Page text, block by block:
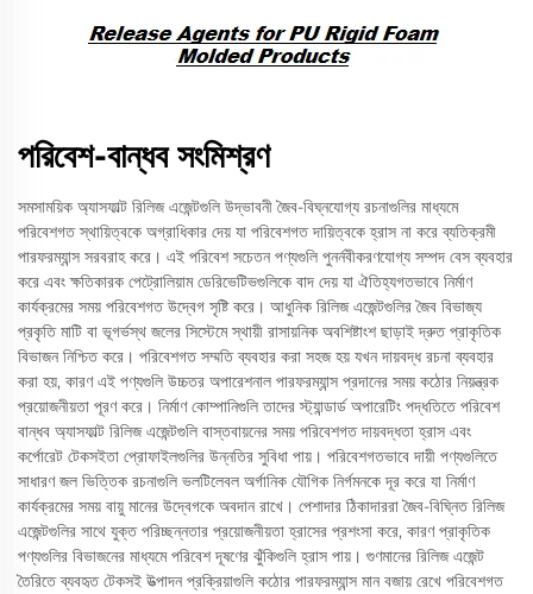
পরিবেশ-বান্ধব সংমিশ্রণ
সমসাময়িক অ্যাসফাল্ট রিলিজ এজেন্টগুলি উদ্ভাবনী জৈব-বিঘ্নযোগ্য রচনাগুলির মাধ্যমে
পরিবেশগত স্থায়িত্বকে অগ্রাধিকার দেয় যা পরিবেশগত দায়িত্বকে হ্রাস না করে ব্যতিক্রমী
পারফরম্যান্স সরবরাহ করে। এই পরিবেশ সচেতন পণ্যগুলি পুনর্নবীকরণযোগ্য সম্পদ বেস ব্যবহার
করে এবং ক্ষতিকারক পেট্রোলিয়াম ডেরিভেটিভগুলিকে বাদ দেয় যা ঐতিহ্যগতভাবে নির্মাণ
কার্যক্রমের সময় পরিবেশগত উদ্বেগ সৃষ্টি করে। আধুনিক রিলিজ এজেন্টগুলির জৈব বিভাজ্য
প্রকৃতি মাটি বা ভূগর্ভস্থ জলের সিস্টেমে স্থায়ী রাসায়নিক অবশিষ্টাংশ ছাড়াই দ্রুত প্রাকৃতিক
বিভাজন নিশ্চিত করে। পরিবেশগত সম্মতি ব্যবহার করা সহজ হয় যখন দায়বদ্ধ রচনা ব্যবহার
করা হয়, কারণ এই পণ্যগুলি উচ্চতর অপারেশনাল পারফরম্যান্স প্রদানের সময় কঠোর নিয়ন্ত্রক
প্রয়োজনীয়তা পূরণ করে। নির্মাণ কোম্পানিগুলি তাদের স্ট্যান্ডার্ড অপারেটিং পদ্ধতিতে পরিবেশ
বান্ধব অ্যাসফাল্ট রিলিজ এজেন্টগুলি বাস্তবায়নের সময় পরিবেশগত দায়বদ্ধতা হ্রাস এবং
কর্পোরেট টেকসইতা প্রোফাইলগুলির উন্নতির সুবিধা পায়। পরিবেশগতভাবে দায়ী পণ্যগুলিতে
সাধারণ জল ভিত্তিক রচনাগুলি ভলটিলেবল অর্গানিক যৌগিক নির্গমনকে দূর করে যা নির্মাণ
কার্যক্রমের সময় বায়ু মানের উদ্বেগকে অবদান রাখে। পেশাদার ঠিকাদাররা জৈব-বিঘ্নিত রিলিজ
এজেন্টগুলির সাথে যুক্ত পরিচ্ছন্নতার প্রয়োজনীয়তা হ্রাসের প্রশংসা করে, কারণ প্রাকৃতিক
পণ্যগুলির বিভাজনের মাধ্যমে পরিবেশ দূষণের ঝুঁকিগুলি হ্রাস পায়। গুণমানের রিলিজ এজেন্ট
তৈরিতে ব্যবহৃত টেকসই উত্পাদন প্রক্রিয়াগুলি কঠোর পারফরম্যান্স মান বজায় রেখে পরিবেশগত